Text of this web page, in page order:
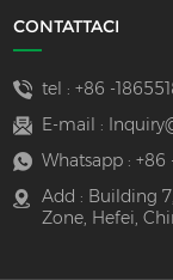
CONTATTACI
tel : +86 -
E-mail :
Whatsapp : +86
Add : Building
Zone, Hefei,